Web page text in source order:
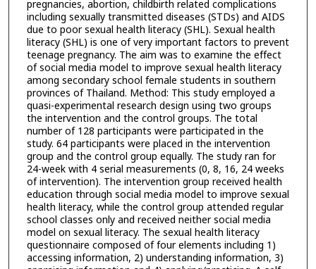
pregnancies, abortion, childbirth related complications
including sexually transmitted diseases (STDs) and AIDS
due to poor sexual health literacy (SHL). Sexual health
literacy (SHL) is one of very important factors to prevent
teenage pregnancy. The aim was to examine the effect
of social media model to improve sexual health literacy
among secondary school female students in southern
provinces of Thailand. Method: This study employed a
quasi-experimental research design using two groups
the intervention and the control groups. The total
number of 128 participants were participated in the
study. 64 participants were placed in the intervention
group and the control group equally. The study ran for
24-week with 4 serial measurements (0, 8, 16, 24 weeks
of intervention). The intervention group received health
education through social media model to improve sexual
health literacy, while the control group attended regular
school classes only and received neither social media
model on sexual literacy. The sexual health literacy
questionnaire composed of four elements including 1)
accessing information, 2) understanding information, 3)